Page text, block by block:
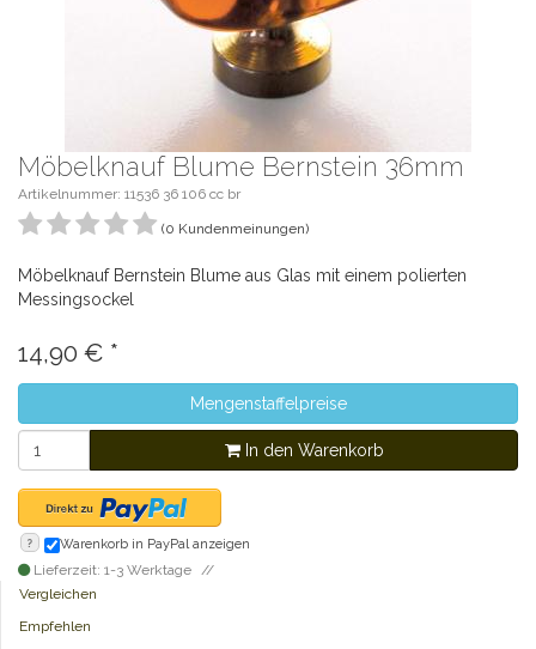
Möbelknauf Blume Bernstein 36mm
Artikelnummer: 11536 36 106 cc br
(0 Kundenmeinungen)
Möbelknauf Bernstein Blume aus Glas mit einem polierten
Messingsockel
14,90 € *
Mengenstaffelpreise
In den Warenkorb
? Warenkorb in PayPal anzeigen
Lieferzeit: 1-3 Werktage
Vergleichen
Empfehlen